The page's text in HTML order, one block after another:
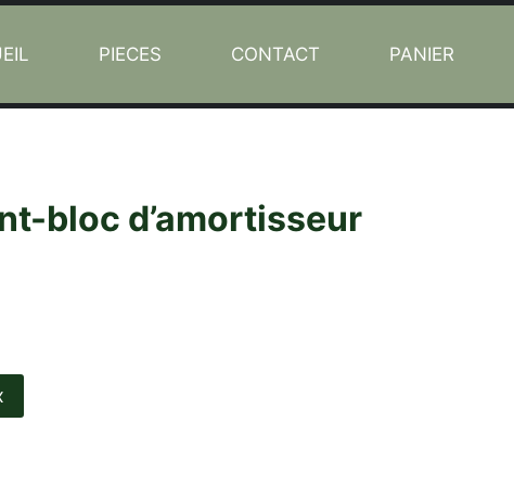
PIECES CONTACT PANIER
bloc d’amortisseur